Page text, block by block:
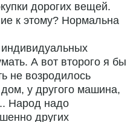
дорогих вещей.
к этому? Нормальна
А вот второго я бы
не возродилось
дом, у другого машина,
Народ надо
других